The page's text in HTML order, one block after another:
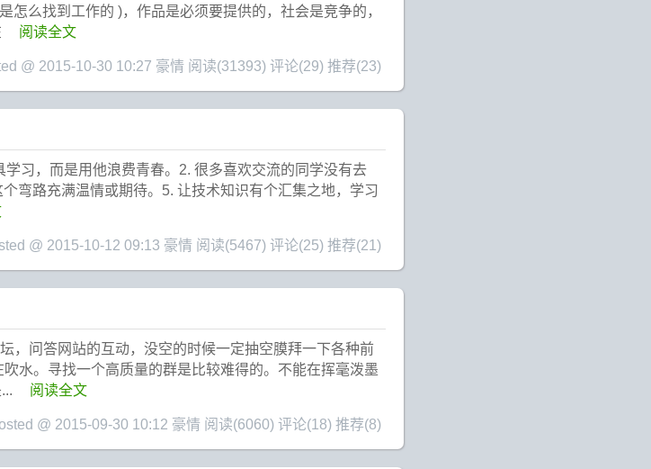
么找到工作的 )，作品是必须要提供的，社会是竞争的，
阅读全文
@ 2015-10-30 10:27 豪情 阅读(31393) 评论(29) 推荐(23)
习，而是用他浪费青春。2. 很多喜欢交流的同学没有去
弯路充满温情或期待。5. 让技术知识有个汇集之地，学习
@ 2015-10-12 09:13 豪情 阅读(5467) 评论(25) 推荐(21)
，问答网站的互动，没空的时候一定抽空膜拜一下各种前
水。寻找一个高质量的群是比较难得的。不能在挥毫泼墨
阅读全文
@ 2015-09-30 10:12 豪情 阅读(6060) 评论(18) 推荐(8)